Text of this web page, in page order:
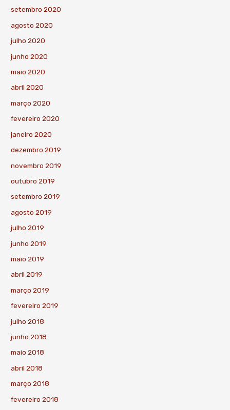
setembro 2020
agosto 2020
julho 2020
junho 2020
maio 2020
abril 2020
março 2020
fevereiro 2020
janeiro 2020
dezembro 2019
novembro 2019
outubro 2019
setembro 2019
agosto 2019
julho 2019
junho 2019
maio 2019
abril 2019
março 2019
fevereiro 2019
julho 2018
junho 2018
maio 2018
abril 2018
março 2018
fevereiro 2018